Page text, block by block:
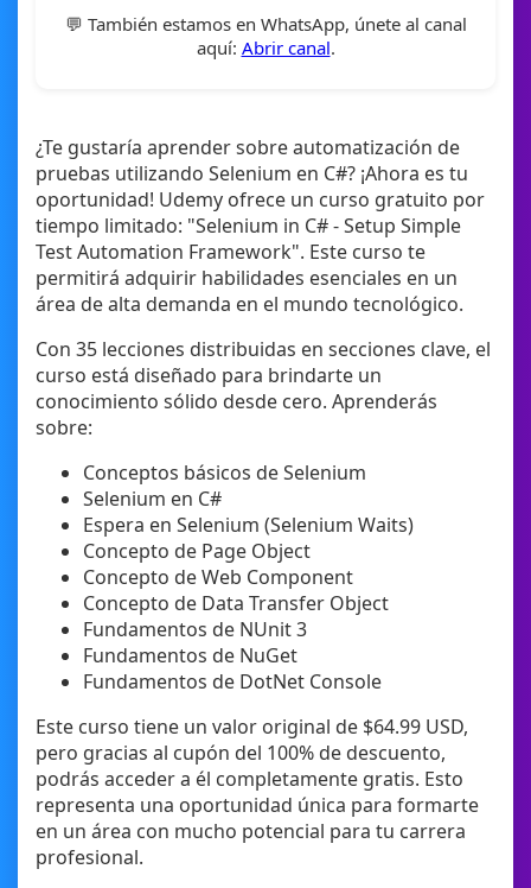
💬 También estamos en WhatsApp, únete al canal
aquí: Abrir canal.
¿Te gustaría aprender sobre automatización de
pruebas utilizando Selenium en C#? ¡Ahora es tu
oportunidad! Udemy ofrece un curso gratuito por
tiempo limitado: "Selenium in C# - Setup Simple
Test Automation Framework". Este curso te
permitirá adquirir habilidades esenciales en un
área de alta demanda en el mundo tecnológico.
Con 35 lecciones distribuidas en secciones clave, el
curso está diseñado para brindarte un
conocimiento sólido desde cero. Aprenderás
sobre:
Conceptos básicos de Selenium
Selenium en C#
Espera en Selenium (Selenium Waits)
Concepto de Page Object
Concepto de Web Component
Concepto de Data Transfer Object
Fundamentos de NUnit 3
Fundamentos de NuGet
Fundamentos de DotNet Console
Este curso tiene un valor original de $64.99 USD,
pero gracias al cupón del 100% de descuento,
podrás acceder a él completamente gratis. Esto
representa una oportunidad única para formarte
en un área con mucho potencial para tu carrera
profesional.